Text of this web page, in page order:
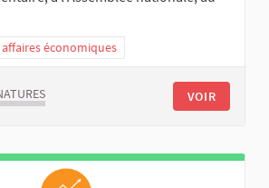
économiques
VOIR